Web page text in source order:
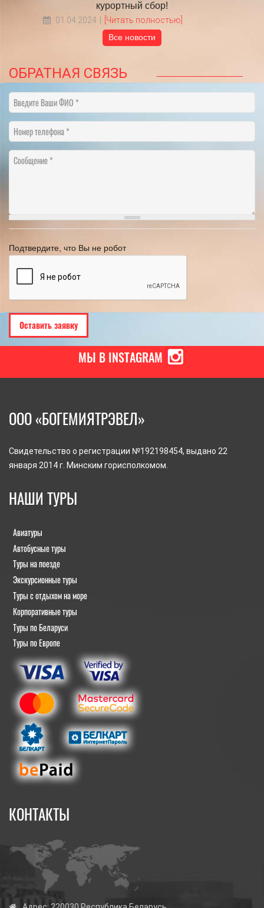
курортный сбор!
01.04.2024 [Читать полностью]
Все новости
ОБРАТНАЯ СВЯЗЬ
Введите Ваши ФИО
Номер телефона
Сообщение
Подтвердите, что Вы не робот
МЫ В INSTAGRAM
ООО «БОГЕМИЯТРЭВЕЛ»
Свидетельство о регистрации №192198454, выдано 22
января 2014 г. Минским горисполкомом.
НАШИ ТУРЫ
Авиатуры
Автобусные туры
Туры на поезде
Экскурсионные туры
Туры с отдыхом на море
Корпоративные туры
Туры по Беларуси
Туры по Европе
КОНТАКТЫ